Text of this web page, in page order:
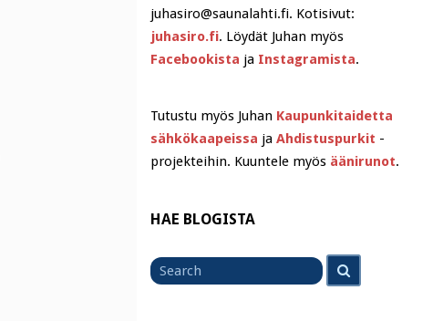
juhasiro@saunalahti.fi. Kotisivut:
juhasiro.fi. Löydät Juhan myös
Facebookista ja Instagramista.
Tutustu myös Juhan Kaupunkitaidetta
sähkökaapeissa ja Ahdistuspurkit -
projekteihin. Kuuntele myös äänirunot.
HAE BLOGISTA
for